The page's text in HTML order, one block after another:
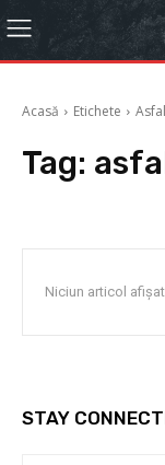
Acasă Etichete
Tag:
Niciun articol afișat
STAY